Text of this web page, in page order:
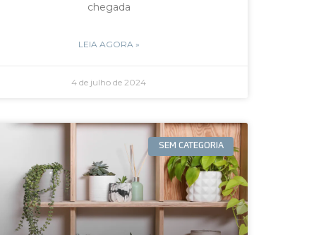
chegada
LEIA AGORA »
4 de julho de 2024
SEM CATEGORIA